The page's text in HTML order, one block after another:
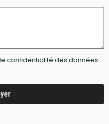
confidentialité des données